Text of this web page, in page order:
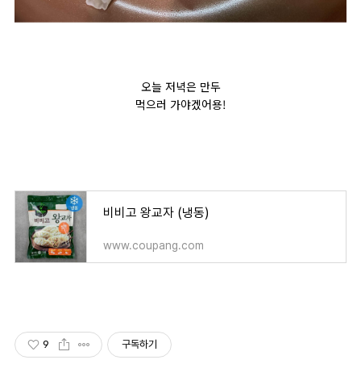
오늘 저녁은 만두
먹으러 가야겠어용!
비비고 왕교자 (냉동)
www.coupang.com
9 구독하기